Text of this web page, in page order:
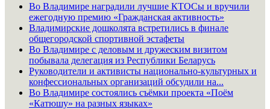
Во Владимире наградили лучшие КТОСы и вручили
ежегодную премию «Гражданская активность»
Владимирские дошколята встретились в финале
общегородской спортивной эстафеты
Во Владимире с деловым и дружеским визитом
побывала делегация из Республики Беларусь
Руководители и активисты национально-культурных и
конфессиональных организаций обсудили на...
Во Владимире состоялись съёмки проекта «Поём
«Катюшу» на разных языках»